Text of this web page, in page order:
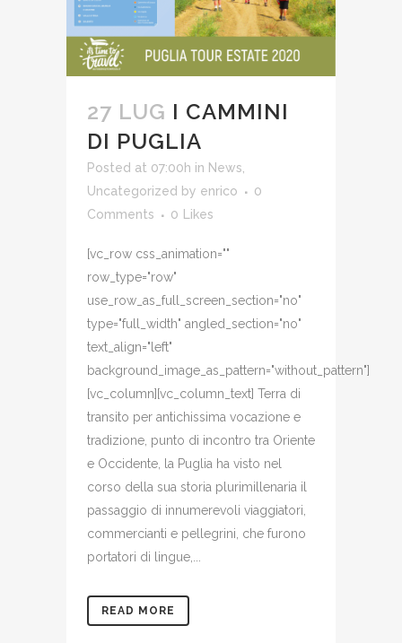
27 LUG I CAMMINI
DI PUGLIA
Posted at 07:00h in News,
Uncategorized by enrico
0
Comments
0 Likes
[vc_row css_animation=""
row_type="row"
use_row_as_full_screen_section="no"
type="full_width" angled_section="no"
text_align="left"
background_image_as_pattern="without_pattern"]
[vc_column][vc_column_text] Terra di
transito per antichissima vocazione e
tradizione, punto di incontro tra Oriente
e Occidente, la Puglia ha visto nel
corso della sua storia plurimillenaria il
passaggio di innumerevoli viaggiatori,
commercianti e pellegrini, che furono
portatori di lingue,...
READ MORE